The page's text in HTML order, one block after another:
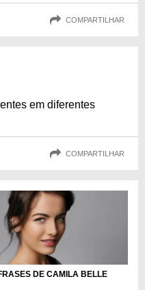
COMPARTILHAR
em diferentes
COMPARTILHAR
DE CAMILA BELLE